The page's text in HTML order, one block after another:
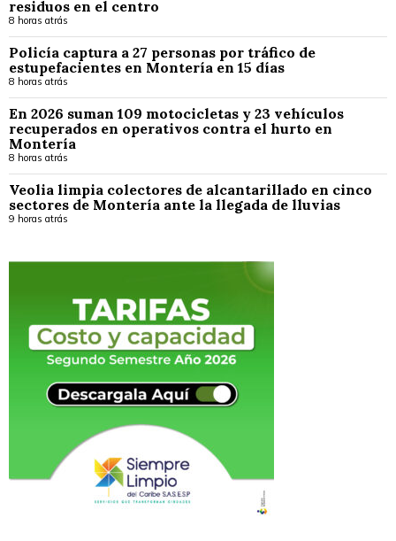
residuos en el centro
8 horas atrás
Policía captura a 27 personas por tráfico de
estupefacientes en Montería en 15 días
8 horas atrás
En 2026 suman 109 motocicletas y 23 vehículos
recuperados en operativos contra el hurto en
Montería
8 horas atrás
Veolia limpia colectores de alcantarillado en cinco
sectores de Montería ante la llegada de lluvias
9 horas atrás